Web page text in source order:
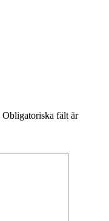
Obligatoriska fält är